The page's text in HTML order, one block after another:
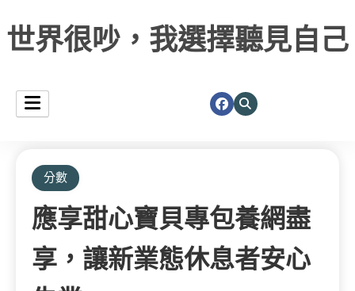
世界很吵，我選擇聽見自己
分數
應享甜心寶貝專包養網盡
享，讓新業態休息者安心